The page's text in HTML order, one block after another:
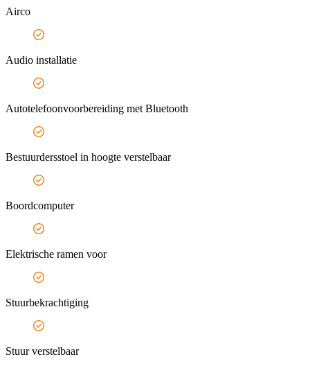
Airco
Audio installatie
Autotelefoonvoorbereiding met Bluetooth
Bestuurdersstoel in hoogte verstelbaar
Boordcomputer
Elektrische ramen voor
Stuurbekrachtiging
Stuur verstelbaar